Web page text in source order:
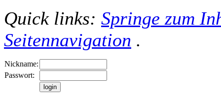
Quick links: Springe zum
Seitennavigation .
Nickname:
Passwort: